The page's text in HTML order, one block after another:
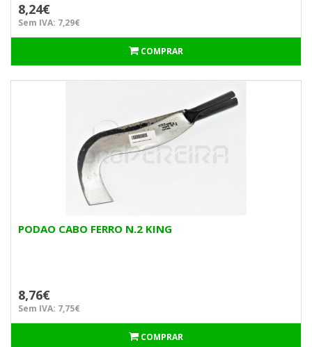
8,24€
Sem IVA: 7,29€
COMPRAR
PODAO CABO FERRO N.2 KING
8,76€
Sem IVA: 7,75€
COMPRAR